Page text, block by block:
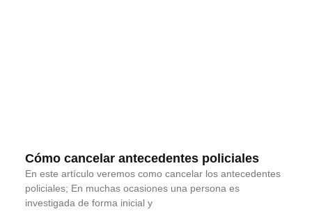
Cómo cancelar antecedentes policiales
En este artículo veremos como cancelar los antecedentes
policiales; En muchas ocasiones una persona es
investigada de forma inicial y